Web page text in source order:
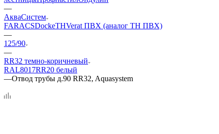
—
АкваСистем
FARACSDockeТНVerat ПВХ (аналог ТН ПВХ)
—
125/90
—
RR32 темно-коричневый
RAL8017RR20 белый
—Отвод трубы д.90 RR32, Aquasystem